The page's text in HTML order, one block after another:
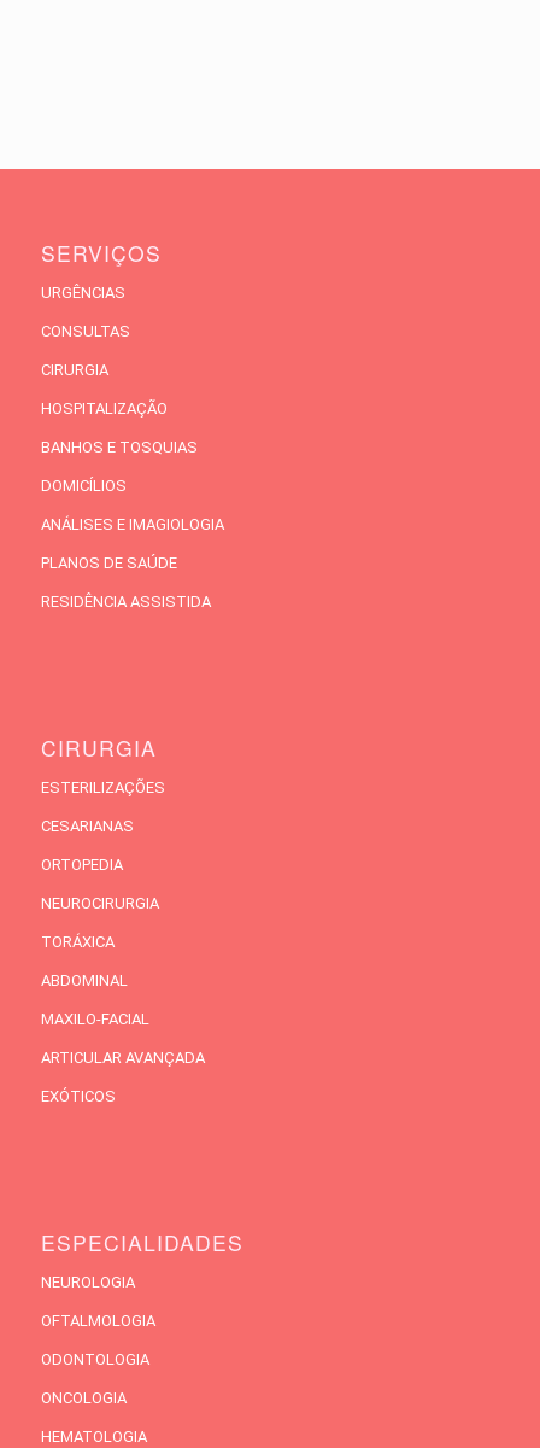
SERVIÇOS
URGÊNCIAS
CONSULTAS
CIRURGIA
HOSPITALIZAÇÃO
BANHOS E TOSQUIAS
DOMICÍLIOS
ANÁLISES E IMAGIOLOGIA
PLANOS DE SAÚDE
RESIDÊNCIA ASSISTIDA
CIRURGIA
ESTERILIZAÇÕES
CESARIANAS
ORTOPEDIA
NEUROCIRURGIA
TORÁXICA
ABDOMINAL
MAXILO-FACIAL
ARTICULAR AVANÇADA
EXÓTICOS
ESPECIALIDADES
NEUROLOGIA
OFTALMOLOGIA
ODONTOLOGIA
ONCOLOGIA
HEMATOLOGIA